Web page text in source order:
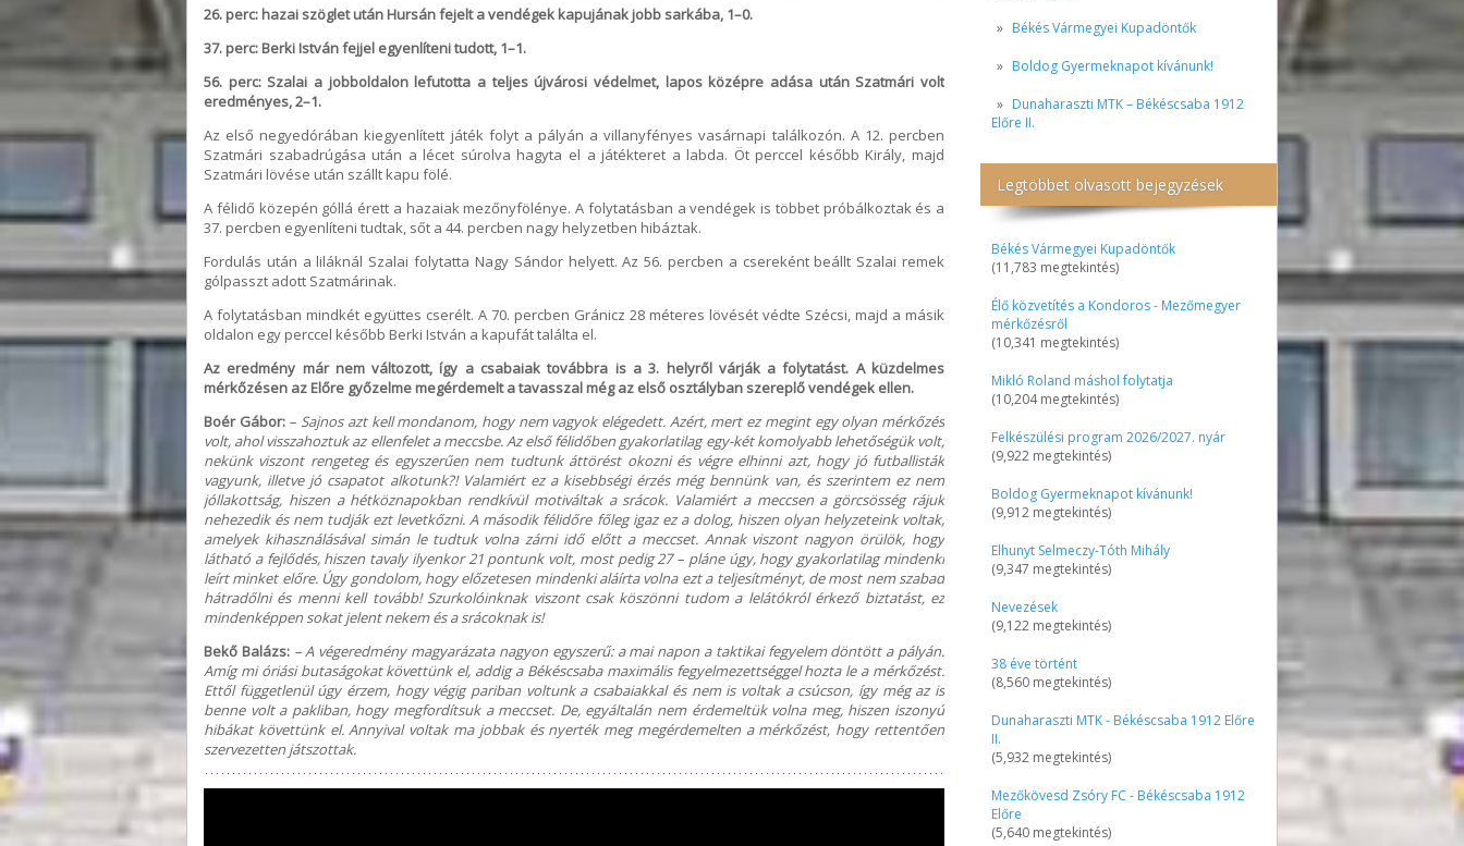
Békés Vármegyei Kupadöntők
Boldog Gyermeknapot kívánunk!
Dunaharaszti MTK – Békéscsaba 1912
Előre II.
Legtöbbet olvasott bejegyzések
Békés Vármegyei Kupadöntők
(11,783 megtekintés)
Élő közvetítés a Kondoros - Mezőmegyer
mérkőzésről
(10,341 megtekintés)
Mikló Roland máshol folytatja
(10,204 megtekintés)
Felkészülési program 2026/2027. nyár
(9,922 megtekintés)
Boldog Gyermeknapot kívánunk!
(9,912 megtekintés)
Elhunyt Selmeczy-Tóth Mihály
(9,347 megtekintés)
Nevezések
(9,122 megtekintés)
38 éve történt
(8,560 megtekintés)
Dunaharaszti MTK - Békéscsaba 1912 Előre
II.
(5,932 megtekintés)
Mezőkövesd Zsóry FC - Békéscsaba 1912
Előre
(5,640 megtekintés)
26. perc: hazai szöglet után Hursán fejelt a vendégek kapujának jobb sarkába, 1–0.
37. perc: Berki István fejjel egyenlíteni tudott, 1–1.
56. perc: Szalai a jobboldalon lefutotta a teljes újvárosi védelmet, lapos középre adása után Szatmári volt
eredményes, 2–1.
Az első negyedórában kiegyenlített játék folyt a pályán a villanyfényes vasárnapi találkozón. A 12. percben
Szatmári szabadrúgása után a lécet súrolva hagyta el a játékteret a labda. Öt perccel később Király, majd
Szatmári lövése után szállt kapu fölé.
A félidő közepén góllá érett a hazaiak mezőnyfölénye. A folytatásban a vendégek is többet próbálkoztak és a
37. percben egyenlíteni tudtak, sőt a 44. percben nagy helyzetben hibáztak.
Fordulás után a liláknál Szalai folytatta Nagy Sándor helyett. Az 56. percben a csereként beállt Szalai remek
gólpasszt adott Szatmárinak.
A folytatásban mindkét együttes cserélt. A 70. percben Gránicz 28 méteres lövését védte Szécsi, majd a másik
oldalon egy perccel később Berki István a kapufát találta el.
Az eredmény már nem változott, így a csabaiak továbbra is a 3. helyről várják a folytatást. A küzdelmes
mérkőzésen az Előre győzelme megérdemelt a tavasszal még az első osztályban szereplő vendégek ellen.
Boér Gábor: – Sajnos azt kell mondanom, hogy nem vagyok elégedett. Azért, mert ez megint egy olyan mérkőzés
volt, ahol visszahoztuk az ellenfelet a meccsbe. Az első félidőben gyakorlatilag egy-két komolyabb lehetőségük volt,
nekünk viszont rengeteg és egyszerűen nem tudtunk áttörést okozni és végre elhinni azt, hogy jó futballisták
vagyunk, illetve jó csapatot alkotunk?! Valamiért ez a kisebbségi érzés még bennünk van, és szerintem ez nem
jóllakottság, hiszen a hétköznapokban rendkívül motiváltak a srácok. Valamiért a meccsen a görcsösség rájuk
nehezedik és nem tudják ezt levetkőzni. A második félidőre főleg igaz ez a dolog, hiszen olyan helyzeteink voltak,
amelyek kihasználásával simán le tudtuk volna zárni idő előtt a meccset. Annak viszont nagyon örülök, hogy
látható a fejlődés, hiszen tavaly ilyenkor 21 pontunk volt, most pedig 27 – pláne úgy, hogy gyakorlatilag mindenki
leírt minket előre. Úgy gondolom, hogy előzetesen mindenki aláírta volna ezt a teljesítményt, de most nem szabad
hátradőlni és menni kell tovább! Szurkolóinknak viszont csak köszönni tudom a lelátókról érkező biztatást, ez
mindenképpen sokat jelent nekem és a srácoknak is!
Bekő Balázs: – A végeredmény magyarázata nagyon egyszerű: a mai napon a taktikai fegyelem döntött a pályán.
Amíg mi óriási butaságokat követtünk el, addig a Békéscsaba maximális fegyelmezettséggel hozta le a mérkőzést.
Ettől függetlenül úgy érzem, hogy végig pariban voltunk a csabaiakkal és nem is voltak a csúcson, így még az is
benne volt a pakliban, hogy megfordítsuk a meccset. De, egyáltalán nem érdemeltük volna meg, hiszen iszonyú
hibákat követtünk el. Annyival voltak ma jobbak és nyerték meg megérdemelten a mérkőzést, hogy rettentően
szervezetten játszottak.